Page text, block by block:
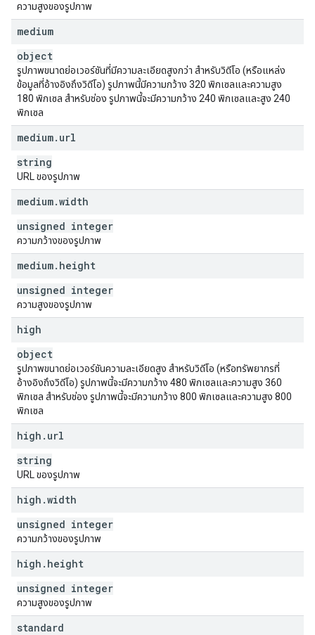
ความสูงของรูปภาพ
medium
object
รูปภาพขนาดย่อเวอร์ชันที่มีความละเอียดสูงกว่า สำหรับวิดีโอ (หรือแหล่ง
ข้อมูลที่อ้างอิงถึงวิดีโอ) รูปภาพนี้มีความกว้าง 320 พิกเซลและความสูง
180 พิกเซล สำหรับช่อง รูปภาพนี้จะมีความกว้าง 240 พิกเซลและสูง 240
พิกเซล
medium. url
string
URL ของรูปภาพ
medium.width
unsigned integer
ความกว้างของรูปภาพ
medium. height
unsigned integer
ความสูงของรูปภาพ
high
object
รูปภาพขนาดย่อเวอร์ชันความละเอียดสูง สำหรับวิดีโอ (หรือทรัพยากรที่
อ้างอิงถึงวิดีโอ) รูปภาพนี้จะมีความกว้าง 480 พิกเซลและความสูง 360
พิกเซล สำหรับช่อง รูปภาพนี้จะมีความกว้าง 800 พิกเซลและความสูง 800
พิกเซล
high . url
string
URL ของรูปภาพ
high .width
unsigned integer
ความกว้างของรูปภาพ
high . height
unsigned integer
ความสูงของรูปภาพ
standard